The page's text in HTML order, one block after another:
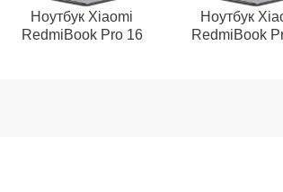
Ноутбук Xiaomi
RedmiBook Pro 16
Ноутбук
RedmiBook